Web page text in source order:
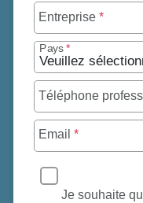
Entreprise *
Pays *
Téléphone
Email *
Je souhaite